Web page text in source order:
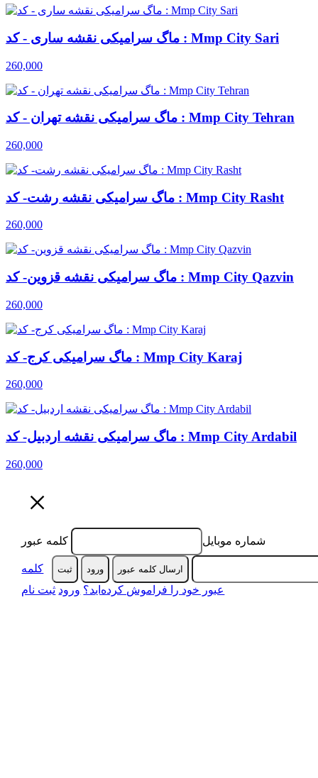
ماگ سرامیکی نقشه ساری - کد : Mmp City Sari
260,000
ماگ سرامیکی نقشه تهران - کد : Mmp City Tehran
260,000
ماگ سرامیکی نقشه رشت- کد : Mmp City Rasht
260,000
ماگ سرامیکی نقشه قزوین- کد : Mmp City Qazvin
260,000
ماگ سرامیکی کرج- کد : Mmp City Karaj
260,000
ماگ سرامیکی نقشه اردبیل- کد : Mmp City Ardabil
260,000
×
شماره موبایل کلمه عبور
ارسال کلمه عبور ورود ثبت‌
کلمه
عبور خود را فراموش کرده‌اید؟ ورود ثبت نام